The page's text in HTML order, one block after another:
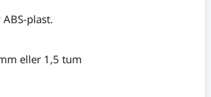
plast.
eller 1,5 tum